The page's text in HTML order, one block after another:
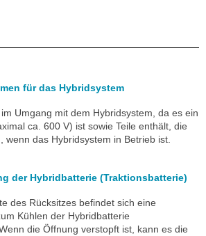
für das Hybridsystem
Umgang mit dem Hybridsystem, da es ein
ca. 600 V) ist sowie Teile enthält, die
wenn das Hybridsystem in Betrieb ist.
der Hybridbatterie (Traktionsbatterie)
des Rücksitzes befindet sich eine
Kühlen der Hybridbatterie
die Öffnung verstopft ist, kann es die